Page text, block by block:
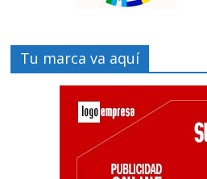
Tu marca va aquí